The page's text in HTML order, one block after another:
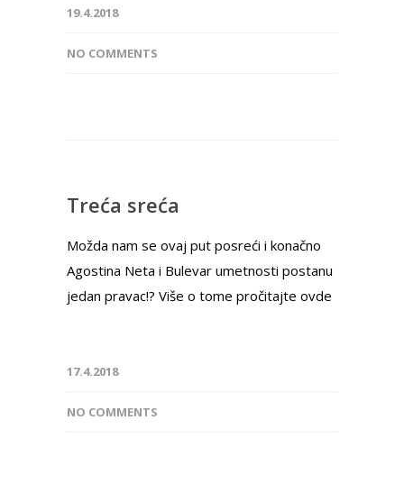
19.4.2018
NO COMMENTS
Treća sreća
Možda nam se ovaj put posreći i konačno
Agostina Neta i Bulevar umetnosti postanu
jedan pravac!? Više o tome pročitajte ovde
17.4.2018
NO COMMENTS